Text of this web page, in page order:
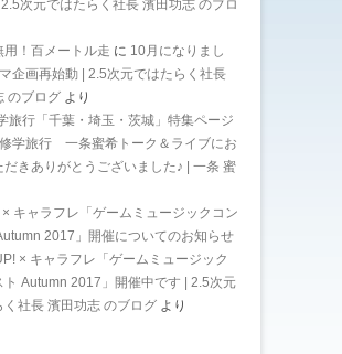
次元ではたらく社長 濱田功志 のブロ
用！百メートル走 に 10月になりまし
企画再始動 | 2.5次元ではたらく社長
のブログ より
旅行「千葉・埼玉・茨城」特集ページ
学旅行 一条蜜希トーク＆ライブにお
だきありがとうございました♪ | 一条 蜜
× キャラフレ「ゲームミュージックコン
2017」開催についてのお知らせ
× キャラフレ「ゲームミュージック
ト Autumn 2017」開催中です | 2.5次元
く社長 濱田功志 のブログ より